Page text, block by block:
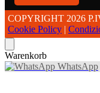
COPYRIGHT 2026
Cookie Policy |
Warenkorb
WhatsApp